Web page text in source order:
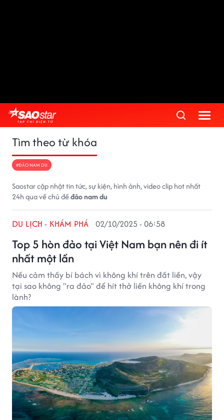
Tìm theo từ khóa
#ĐẢO NAM DU
Saostar cập nhật tin tức, sự kiện, hình ảnh, video clip hot nhất
24h qua về chủ đềđảo nam du
Top 5 hòn đảo tại Việt Nam bạn nên đi ít
nhất một lần
DU LỊCH - KHÁM PHÁ 02/10/2025 - 06:58
Nếu cảm thấy bí bách vì không khí trên đất liền, vậy
tại sao không "ra đảo" để hít thở liền không khí trong
lành?